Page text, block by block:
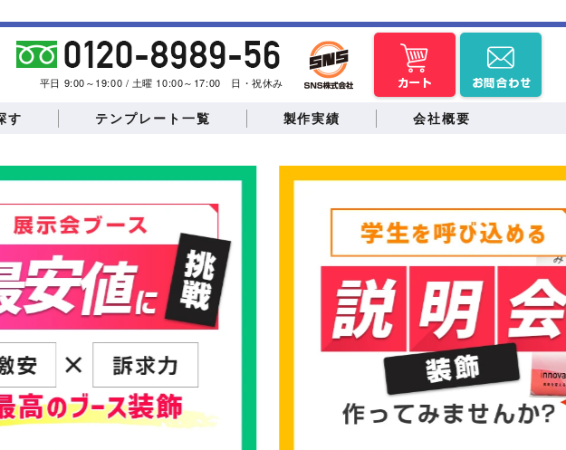
平日 9:00～19:00 / 土曜 10:00～17:00 日・祝休み
タペストリー バックパネル
テント・横幕
のぼり・スウィング
エアー看板
す
ターショー イベントの待合所 物産展など
宅展示場 文化祭・学園祭
テンプレート一覧 製作実績 会社概要